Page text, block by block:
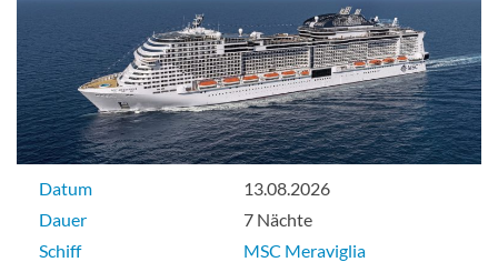
Datum
13.08.2026
Dauer
7 Nächte
Schiff
MSC Meraviglia